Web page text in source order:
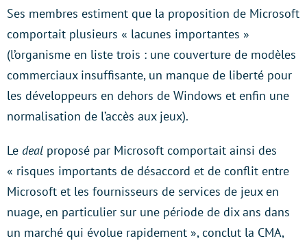
Ses membres estiment que la proposition de Microsoft
comportait plusieurs « lacunes importantes »
(l’organisme en liste trois : une couverture de modèles
commerciaux insuffisante, un manque de liberté pour
les développeurs en dehors de Windows et enfin une
normalisation de l’accès aux jeux).
Le deal proposé par Microsoft comportait ainsi des
« risques importants de désaccord et de conflit entre
Microsoft et les fournisseurs de services de jeux en
nuage, en particulier sur une période de dix ans dans
un marché qui évolue rapidement », conclut la CMA,